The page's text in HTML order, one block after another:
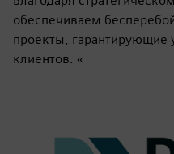
обеспечиваем
проекты, гарантирующие
клиентов. «